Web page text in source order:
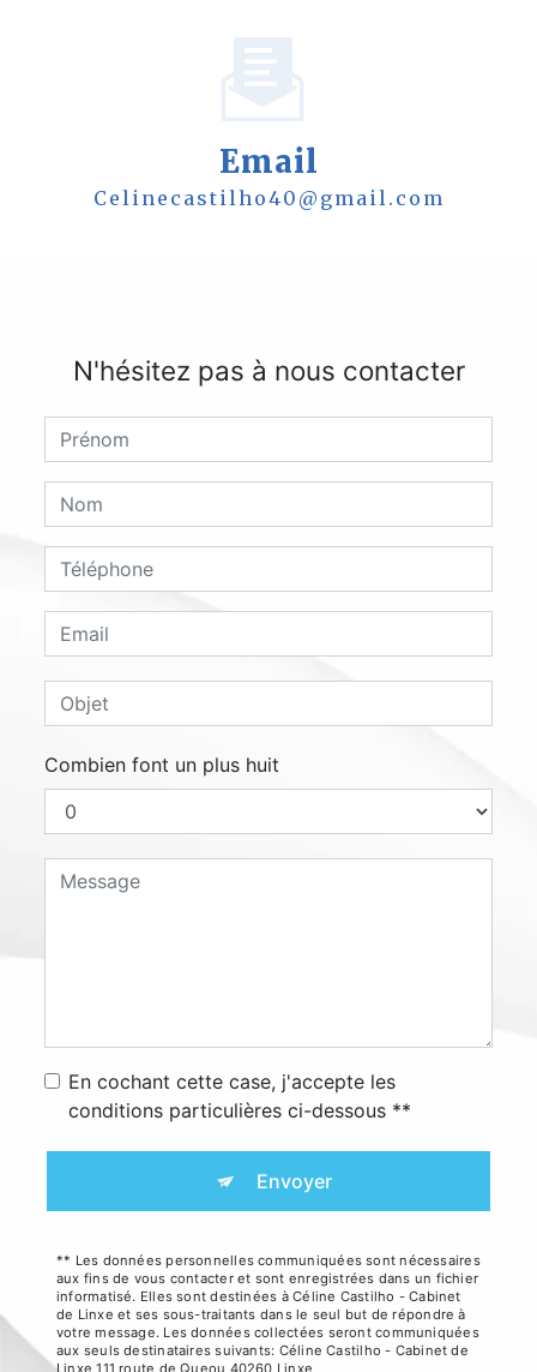
Email
celinecastilho40@gmail.com
N'hésitez pas à nous contacter
Combien font un plus huit
En cochant cette case, j'accepte les
conditions particulières ci-dessous **
Envoyer
** Les données personnelles communiquées sont nécessaires
aux fins de vous contacter et sont enregistrées dans un fichier
informatisé. Elles sont destinées à Céline Castilho - Cabinet
de Linxe et ses sous-traitants dans le seul but de répondre à
votre message. Les données collectées seront communiquées
aux seuls destinataires suivants: Céline Castilho - Cabinet de